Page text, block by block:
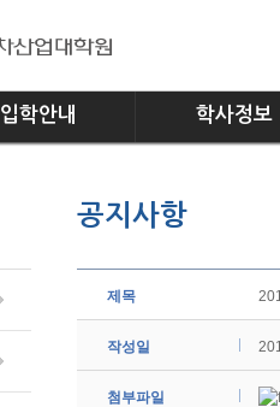
입학안내 학사정보
교과과정
공지사항
제목
작성일
첨부파일